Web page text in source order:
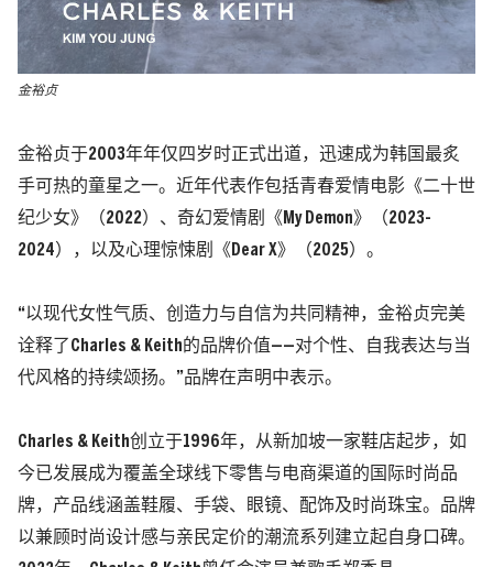
金裕贞
金裕贞于2003年年仅四岁时正式出道，迅速成为韩国最炙
手可热的童星之一。近年代表作包括青春爱情电影《二十世
纪少女》（2022）、奇幻爱情剧《My Demon》（2023-
2024），以及心理惊悚剧《Dear X》（2025）。
“以现代女性气质、创造力与自信为共同精神，金裕贞完美
诠释了Charles & Keith的品牌价值——对个性、自我表达与当
代风格的持续颂扬。”品牌在声明中表示。
Charles & Keith创立于1996年，从新加坡一家鞋店起步，如
今已发展成为覆盖全球线下零售与电商渠道的国际时尚品
牌，产品线涵盖鞋履、手袋、眼镜、配饰及时尚珠宝。 品牌
以兼顾时尚设计感与亲民定价的潮流系列建立起自身口碑。